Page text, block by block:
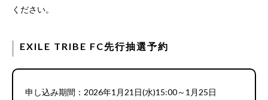
ください。
EXILE TRIBE FC先行抽選予約
申し込み期間：2026年1月21日(水)15:00～1月25日